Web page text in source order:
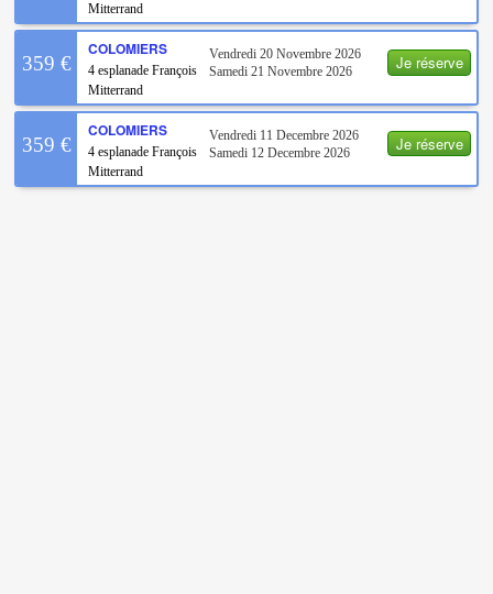
Mitterrand
Je réserve
359 €
COLOMIERS
4 esplanade François
Mitterrand
Vendredi 20 Novembre 2026
Samedi 21 Novembre 2026
Je réserve
359 €
COLOMIERS
4 esplanade François
Mitterrand
Vendredi 11 Decembre 2026
Samedi 12 Decembre 2026